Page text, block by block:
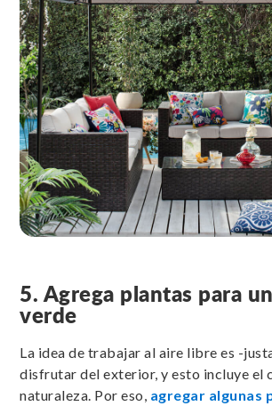
5. Agrega plantas para
verde
La idea de trabajar al aire libre es -
disfrutar del exterior, y esto incluye el
naturaleza. Por eso, agregar algunas